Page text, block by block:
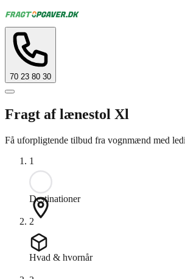
70 23 80 30
Fragt af lænestol Xl
Få uforpligtende tilbud fra vognmænd med
1
Destinationer
2
Hvad & hvornår